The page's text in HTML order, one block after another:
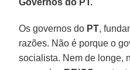
Os governos do PT,
razões. Não é porque o
socialista. Nem de longe,